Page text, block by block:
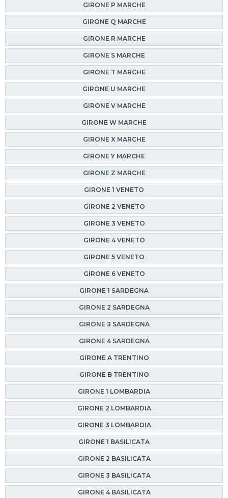
GIRONE P MARCHE
GIRONE Q MARCHE
GIRONE R MARCHE
GIRONE S MARCHE
GIRONE T MARCHE
GIRONE U MARCHE
GIRONE V MARCHE
GIRONE W MARCHE
GIRONE X MARCHE
GIRONE Y MARCHE
GIRONE Z MARCHE
GIRONE 1 VENETO
GIRONE 2 VENETO
GIRONE 3 VENETO
GIRONE 4 VENETO
GIRONE 5 VENETO
GIRONE 6 VENETO
GIRONE 1 SARDEGNA
GIRONE 2 SARDEGNA
GIRONE 3 SARDEGNA
GIRONE 4 SARDEGNA
GIRONE A TRENTINO
GIRONE B TRENTINO
GIRONE 1 LOMBARDIA
GIRONE 2 LOMBARDIA
GIRONE 3 LOMBARDIA
GIRONE 1 BASILICATA
GIRONE 2 BASILICATA
GIRONE 3 BASILICATA
GIRONE 4 BASILICATA